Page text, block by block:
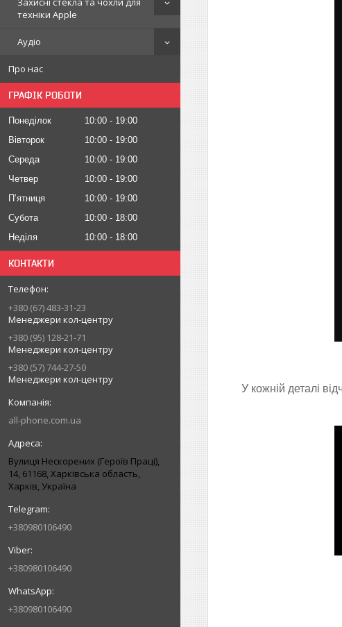
техніки Apple
Аудіо
Про нас
ГРАФІК РОБОТИ
Понеділок 10:00
19:00
Вівторок
10:00
19:00
Середа
10:00
19:00
Четвер
10:00
19:00
Пʼятниця
10:00
19:00
Субота
10:00
18:00
Неділя
10:00 18:00
КОНТАКТИ
+380 (67) 483-31-23
Менеджери кол-центру
+380 (95) 128-21-71
Менеджери кол-центру
+380 (57) 744-27-50
Менеджери кол-центру
all-phone.com.ua
Вулиця Нескорених (Героїв Праці),
14, 61168, Харківська область,
Харків, Україна
+380980106490
+380980106490
+380980106490
У кожній деталі